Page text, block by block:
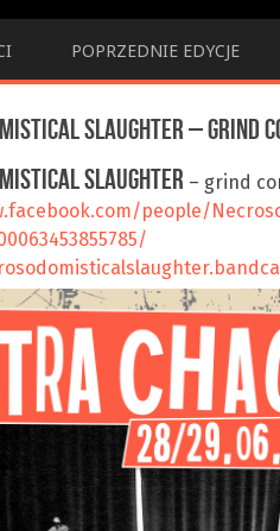
POPRZEDNIE EDYCJE
SLAUGHTER –
SLAUGHTER – grind
people/